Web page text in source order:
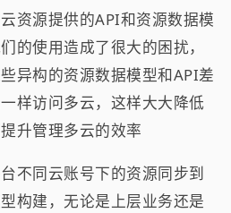
资源提供的API和资源数据模
的使用造成了很大的困扰，
异构的资源数据模型和API差
样访问多云，这样大大降低
升管理多云的效率
不同云账号下的资源同步到
构建，无论是上层业务还是